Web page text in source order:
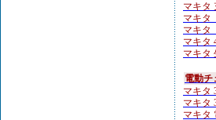
マキタ
マキタ
マキタ
マキタ
マキタ
電動チ
マキタ
マキタ
マキタ